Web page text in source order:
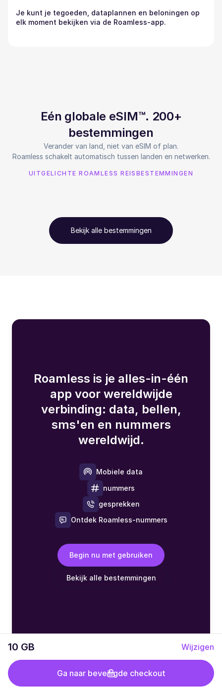
10 GB Wijzigen
Ga naar beveiligde checkout
Je kunt je tegoeden, dataplannen en beloningen op
elk moment bekijken via de Roamless-app.
Eén globale eSIM™. 200+
bestemmingen
Verander van land, niet van eSIM of plan.
Roamless schakelt automatisch tussen landen en netwerken.
UITGELICHTE ROAMLESS REISBESTEMMINGEN
Bekijk alle bestemmingen
Roamless is je alles-in-één
app voor wereldwijde
verbinding: data, bellen,
sms'en en nummers
wereldwijd.
Mobiele data
nummers
gesprekken
Ontdek Roamless-nummers
Begin nu met gebruiken
Bekijk alle bestemmingen